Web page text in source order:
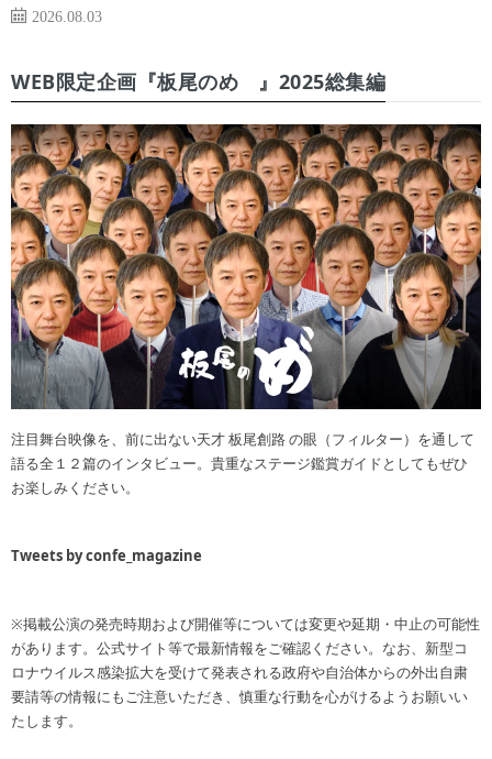
2026.08.03
WEB限定企画『板尾のめ゙』2025総集編
注目舞台映像を、前に出ない天才 板尾創路 の眼（フィルター）を通して
語る全１２篇のインタビュー。貴重なステージ鑑賞ガイドとしてもぜひ
お楽しみください。
Tweets by confe_magazine
※掲載公演の発売時期および開催等については変更や延期・中止の可能性
があります。公式サイト等で最新情報をご確認ください。なお、新型コ
ロナウイルス感染拡大を受けて発表される政府や自治体からの外出自粛
要請等の情報にもご注意いただき、慎重な行動を心がけるようお願いい
たします。